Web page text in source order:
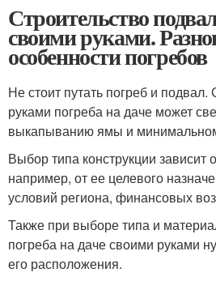
Строительство
своими руками.
особенности погребов
Не стоит путать погреб и
руками погреба на даче может
выкапыванию ямы и
Выбор типа конструкции зависит
например, от ее целевого
условий региона, финансовых
Также при выборе типа и
погреба на даче своими руками
его расположения.